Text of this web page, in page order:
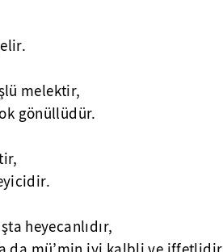
melektir,
gönüllüdür.
heyecanlıdır,